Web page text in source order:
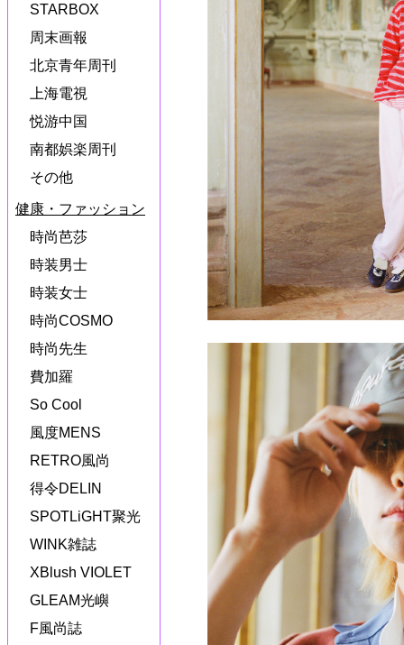
STARBOX
周末画報
北京青年周刊
上海電視
悦游中国
南都娯楽周刊
その他
健康・ファッション
時尚芭莎
時装男士
時装女士
時尚COSMO
時尚先生
費加羅
So Cool
風度MENS
RETRO風尚
得令DELIN
SPOTLiGHT聚光
WINK雑誌
XBlush VIOLET
GLEAM光嶼
F風尚誌